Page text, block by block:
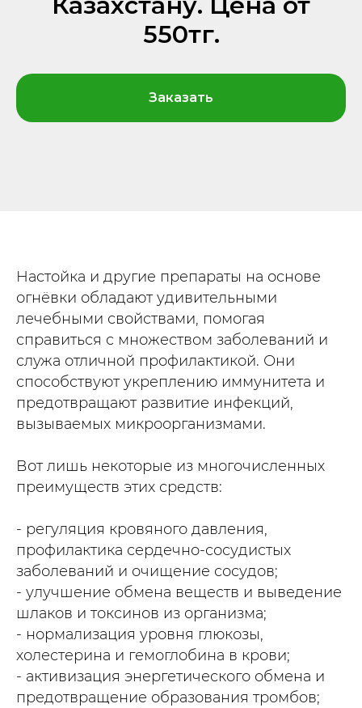
550тг.
Заказать
Настойка и другие препараты на основе
огнёвки обладают удивительными
лечебными свойствами, помогая
справиться с множеством заболеваний и
служа отличной профилактикой. Они
способствуют укреплению иммунитета и
предотвращают развитие инфекций,
вызываемых микроорганизмами.
Вот лишь некоторые из многочисленных
преимуществ этих средств:
- регуляция кровяного давления,
профилактика сердечно-сосудистых
заболеваний и очищение сосудов;
- улучшение обмена веществ и выведение
шлаков и токсинов из организма;
- нормализация уровня глюкозы,
холестерина и гемоглобина в крови;
- активизация энергетического обмена и
предотвращение образования тромбов;